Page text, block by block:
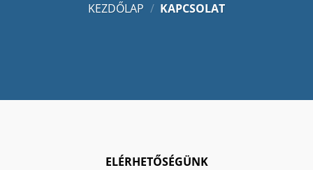
KEZDŐLAP / KAPCSOLAT
ELÉRHETŐSÉGÜNK